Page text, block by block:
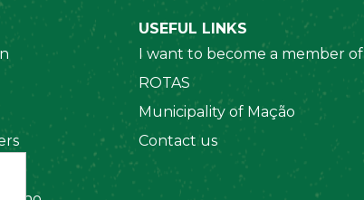
USEFUL LINKS
I want to become a member of
ROTAS
Municipality of Mação
Contact us